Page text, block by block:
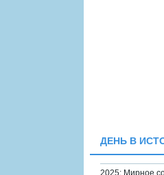
ДЕНЬ В
2025: Мирное